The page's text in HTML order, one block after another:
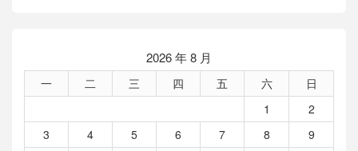
2026 年 8 月
一 二 三 四 五 六
日
1
2
3
4 5 6 7 8
9